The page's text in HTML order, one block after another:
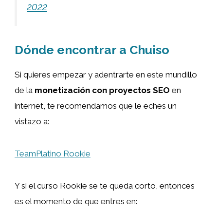
2022
Dónde encontrar a Chuiso
Si quieres empezar y adentrarte en este mundillo
de la monetización con proyectos SEO en
internet, te recomendamos que le eches un
vistazo a:
TeamPlatino Rookie
Y si el curso Rookie se te queda corto, entonces
es el momento de que entres en: